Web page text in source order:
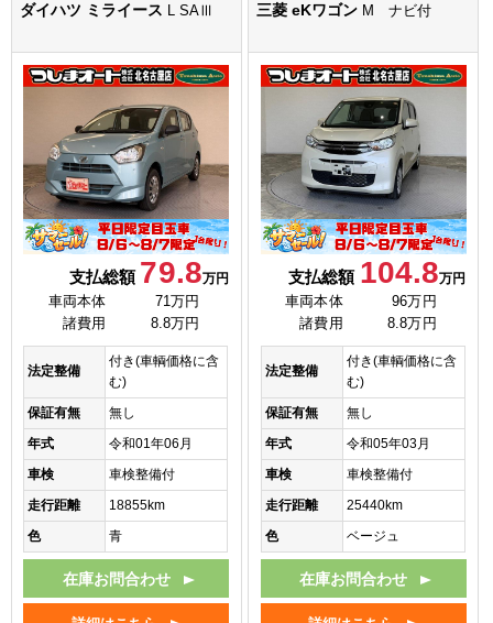
ダイハツ ミライース L SAⅢ
支払総額 79.8万円
車両本体
71万円
諸費用
8.8万円
法定整備
付き(車輌価格に含
む)
保証有無
無し
年式
令和01年06月
車検
車検整備付
走行距離
18855km
色
青
在庫お問合わせ
三菱 eKワゴン M ナビ付
支払総額 104.8万円
車両本体
96万円
諸費用
8.8万円
法定整備
付き(車輌価格に含
む)
保証有無
無し
年式
令和05年03月
車検
車検整備付
走行距離
25440km
色
ベージュ
在庫お問合わせ